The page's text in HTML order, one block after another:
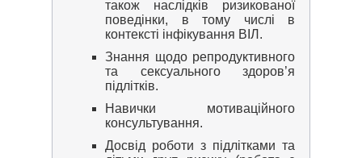
також наслідків ризикованої
поведінки, в тому числі в
контексті інфікування ВІЛ.
Знання щодо репродуктивного
та сексуального здоров’я
підлітків.
Навички мотиваційного
консультування.
Досвід роботи з підлітками та